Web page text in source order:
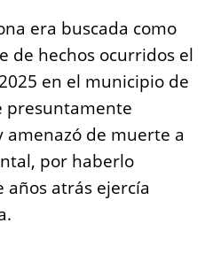
era buscada como
de hechos ocurridos el
en el municipio de
presuntamente
amenazó de muerte a
por haberlo
años atrás ejercía